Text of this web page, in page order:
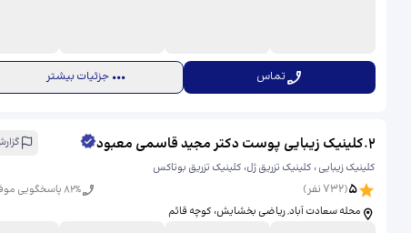
تماس جزئیات بیشتر
2
.کلینیک زیبایی پوست دکتر مجید قاسمی معبود
کلینیک زیبایی ، کلینیک تزریق ژل، کلینیک تزریق بوتاکس
5
(
732 نفر) 82% پاسخگویی موفق
محله سعادت آباد, ریاضی بخشایش، کوچه قائم